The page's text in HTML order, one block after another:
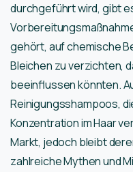
durchgeführt wird, gibt
gehört, auf chemische
Bleichen zu verzichten,
beeinflussen könnten.
Reinigungsshampoos,
Konzentration im Haar
Markt, jedoch bleibt
zahlreiche Mythen und